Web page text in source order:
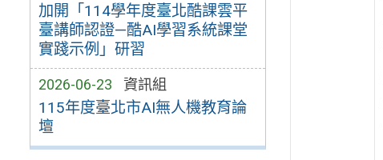
加開「114學年度臺北酷課雲平
臺講師認證—酷AI學習系統課堂
實踐示例」研習
2026-06-23 資訊組
115年度臺北市AI無人機教育論
壇